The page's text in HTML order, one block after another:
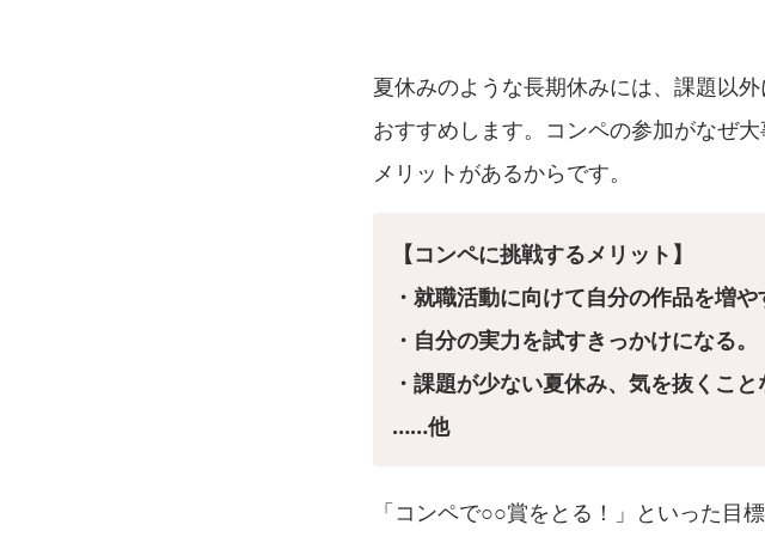
夏休みのような長期休みには、課題以
おすすめします。コンペの参加がなぜ
メリットがあるからです。
【コンペに挑戦するメリット】
・就職活動に向けて自分の作品を増
・自分の実力を試すきっかけになる。
・課題が少ない夏休み、気を抜くこと
……他
「コンペで○○賞をとる！」といった目